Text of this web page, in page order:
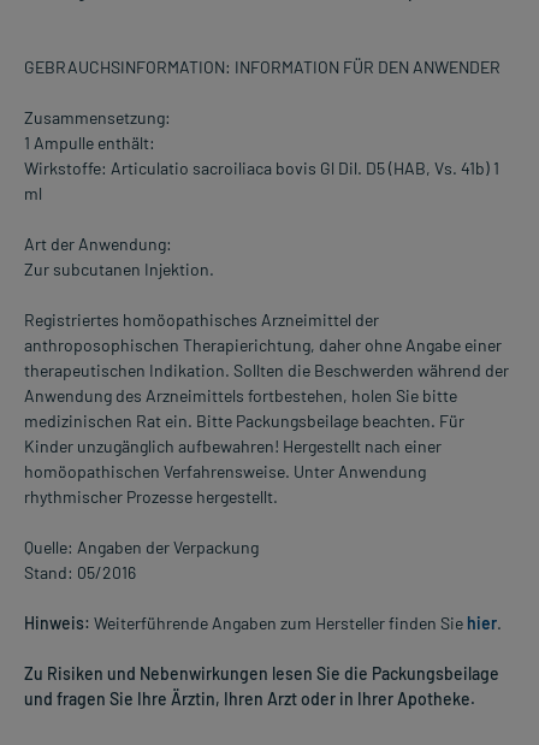
GEBRAUCHSINFORMATION: INFORMATION FÜR DEN ANWENDER
Zusammensetzung:
1 Ampulle enthält:
Wirkstoffe: Articulatio sacroiliaca bovis Gl Dil. D5 (HAB, Vs. 41b) 1
ml
Art der Anwendung:
Zur subcutanen Injektion.
Registriertes homöopathisches Arzneimittel der
anthroposophischen Therapierichtung, daher ohne Angabe einer
therapeutischen Indikation. Sollten die Beschwerden während der
Anwendung des Arzneimittels fortbestehen, holen Sie bitte
medizinischen Rat ein. Bitte Packungsbeilage beachten. Für
Kinder unzugänglich aufbewahren! Hergestellt nach einer
homöopathischen Verfahrensweise. Unter Anwendung
rhythmischer Prozesse hergestellt.
Quelle: Angaben der Verpackung
Stand: 05/2016
Hinweis: Weiterführende Angaben zum Hersteller finden Sie hier.
Zu Risiken und Nebenwirkungen lesen Sie die Packungsbeilage
und fragen Sie Ihre Ärztin, Ihren Arzt oder in Ihrer Apotheke.